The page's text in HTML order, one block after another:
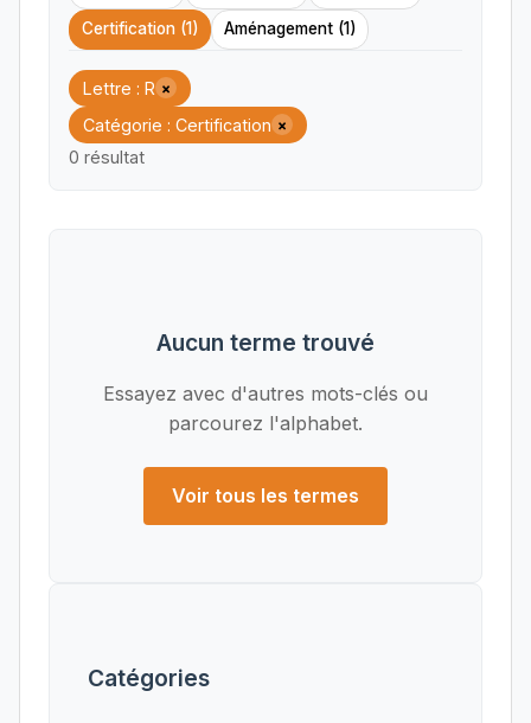
Certification (1) Aménagement (1)
Lettre : R ×
Catégorie : Certification ×
0 résultat
Aucun terme trouvé
Essayez avec d'autres mots-clés ou
parcourez l'alphabet.
Voir tous les termes
Catégories